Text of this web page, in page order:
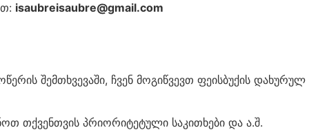
isaubreisaubre@gmail.com
შემთხვევაში, ჩვენ მოგიწვევთ ფეისბუქის დახურულ
თქვენთვის პრიორიტეტული საკითხები და ა.შ.